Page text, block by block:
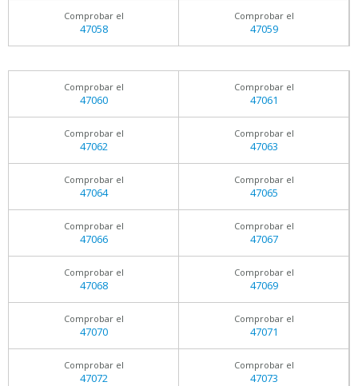
Comprobar el
47058
Comprobar el
47059
Comprobar el
47060
Comprobar el
47061
Comprobar el
47062
Comprobar el
47063
Comprobar el
47064
Comprobar el
47065
Comprobar el
47066
Comprobar el
47067
Comprobar el
47068
Comprobar el
47069
Comprobar el
47070
Comprobar el
47071
Comprobar el
47072
Comprobar el
47073